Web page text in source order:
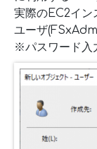
実際のEC2イン
ユーザ
※パスワード入